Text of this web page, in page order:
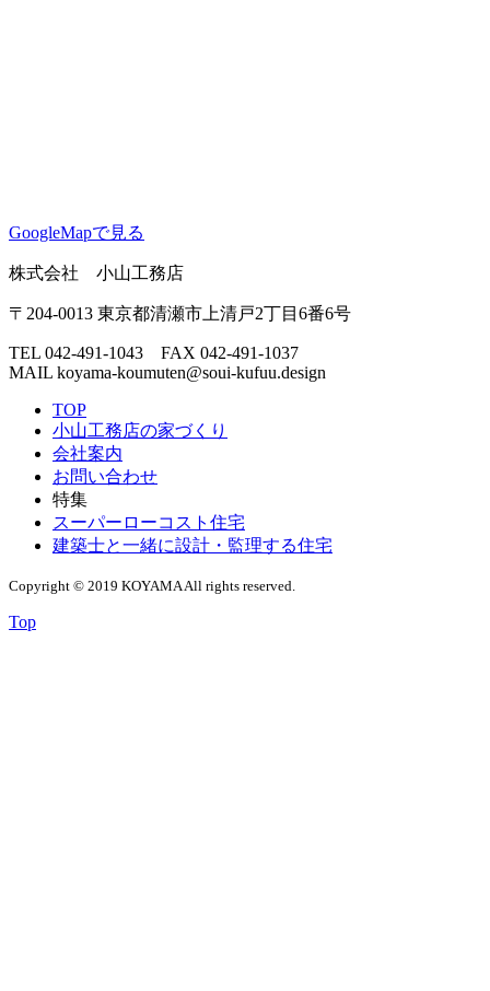
GoogleMapで見る
株式会社 小山工務店
〒204-0013 東京都清瀬市上清戸2丁目6番6号
TEL 042-491-1043 FAX 042-491-1037
MAIL koyama-koumuten@soui-kufuu.design
TOP
小山工務店の家づくり
会社案内
お問い合わせ
特集
スーパーローコスト住宅
建築士と一緒に設計・監理する住宅
Copyright © 2019 KOYAMA All rights reserved.
Top